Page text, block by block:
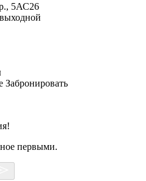
5АС26
Забронировать
первыми.